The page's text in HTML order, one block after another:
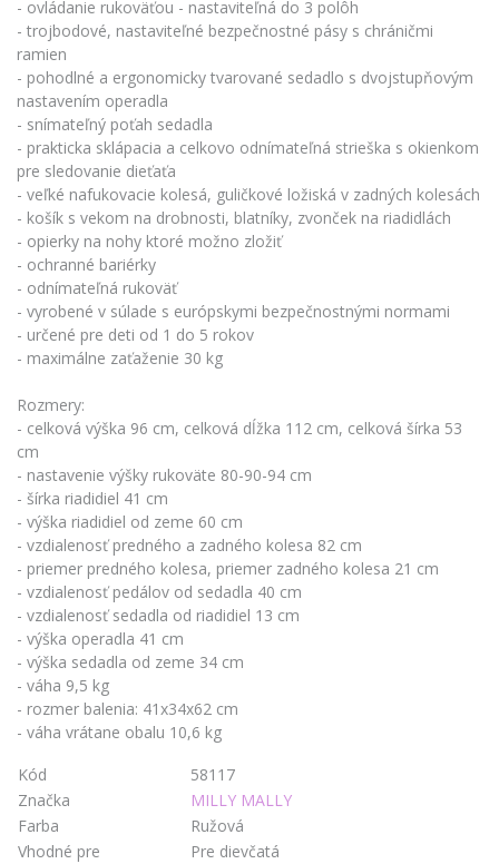
- ovládanie rukoväťou - nastaviteľná do 3 polôh
- trojbodové, nastaviteľné bezpečnostné pásy s chráničmi
ramien
- pohodlné a ergonomicky tvarované sedadlo s dvojstupňovým
nastavením operadla
- snímateľný poťah sedadla
- prakticka sklápacia a celkovo odnímateľná strieška s okienkom
pre sledovanie dieťaťa
- veľké nafukovacie kolesá, guličkové ložiská v zadných kolesách
- košík s vekom na drobnosti, blatníky, zvonček na riadidlách
- opierky na nohy ktoré možno zložiť
- ochranné bariérky
- odnímateľná rukoväť
- vyrobené v súlade s európskymi bezpečnostnými normami
- určené pre deti od 1 do 5 rokov
- maximálne zaťaženie 30 kg
Rozmery:
- celková výška 96 cm, celková dĺžka 112 cm, celková šírka 53
cm
- nastavenie výšky rukoväte 80-90-94 cm
- šírka riadidiel 41 cm
- výška riadidiel od zeme 60 cm
- vzdialenosť predného a zadného kolesa 82 cm
- priemer predného kolesa, priemer zadného kolesa 21 cm
- vzdialenosť pedálov od sedadla 40 cm
- vzdialenosť sedadla od riadidiel 13 cm
- výška operadla 41 cm
- výška sedadla od zeme 34 cm
- váha 9,5 kg
- rozmer balenia: 41x34x62 cm
- váha vrátane obalu 10,6 kg
Kód
58117
Značka
MILLY MALLY
Farba
Ružová
Vhodné pre
Pre dievčatá